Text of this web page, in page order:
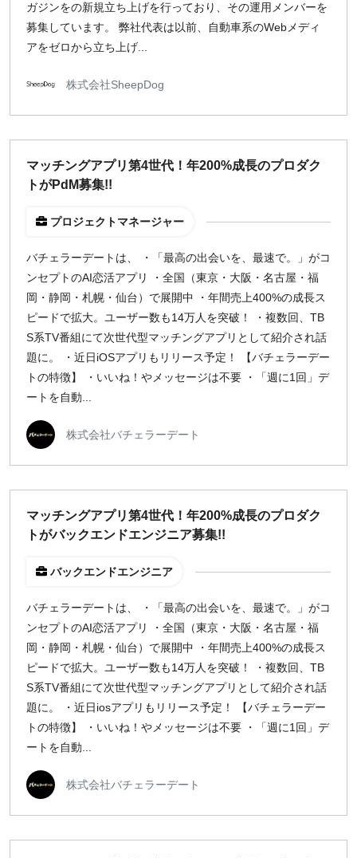
ガジンをの新規立ち上げを行っており、その運用メンバーを
募集しています。 弊社代表は以前、自動車系のWebメディ
アをゼロから立ち上げ...
株式会社SheepDog
マッチングアプリ第4世代！年200%成長のプロダク
トがPdM募集!!
プロジェクトマネージャー
バチェラーデートは、 ・「最高の出会いを、最速で。」がコ
ンセプトのAI恋活アプリ ・全国（東京・大阪・名古屋・福
岡・静岡・札幌・仙台）で展開中 ・年間売上400%の成長ス
ピードで拡大。ユーザー数も14万人を突破！ ・複数回、TB
S系TV番組にて次世代型マッチングアプリとして紹介され話
題に。 ・近日iOSアプリもリリース予定！ 【バチェラーデー
トの特徴】 ・いいね！やメッセージは不要 ・「週に1回」デ
ートを自動...
株式会社バチェラーデート
マッチングアプリ第4世代！年200%成長のプロダク
トがバックエンドエンジニア募集!!
バックエンドエンジニア
バチェラーデートは、 ・「最高の出会いを、最速で。」がコ
ンセプトのAI恋活アプリ ・全国（東京・大阪・名古屋・福
岡・静岡・札幌・仙台）で展開中 ・年間売上400%の成長ス
ピードで拡大。ユーザー数も14万人を突破！ ・複数回、TB
S系TV番組にて次世代型マッチングアプリとして紹介され話
題に。 ・近日iosアプリもリリース予定！ 【バチェラーデー
トの特徴】 ・いいね！やメッセージは不要 ・「週に1回」デ
ートを自動...
株式会社バチェラーデート